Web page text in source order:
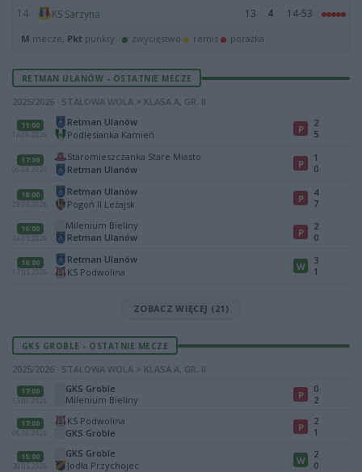
14
KS Sarzyna 13 4 14-53
M mecze, Pkt punkty · zwycięstwo remis porażka
RETMAN ULANÓW - OSTATNIE MECZE
2025/2026 · STALOWA WOLA > KLASA A, GR. II
11:00
14.06.2026
Retman Ulanów
Podlesianka Kamień
P
2
5
17:00
06.06.2026
Staromieszczanka Stare Miasto
Retman Ulanów
P
1
0
18:00
29.05.2026
Retman Ulanów
Pogoń II Leżajsk
P
4
7
16:00
24.05.2026
Milenium Bieliny
Retman Ulanów
P
2
0
16:00
17.05.2026
Retman Ulanów
KS Podwolina
W
3
1
ZOBACZ WIĘCEJ (21)
GKS GROBLE - OSTATNIE MECZE
2025/2026 · STALOWA WOLA > KLASA A, GR. II
17:00
13.06.2026
GKS Groble
Milenium Bieliny
P
0
2
17:00
06.06.2026
KS Podwolina
GKS Groble
P
2
1
15:00
30.05.2026
GKS Groble
Jodła Przychojec
W
2
0